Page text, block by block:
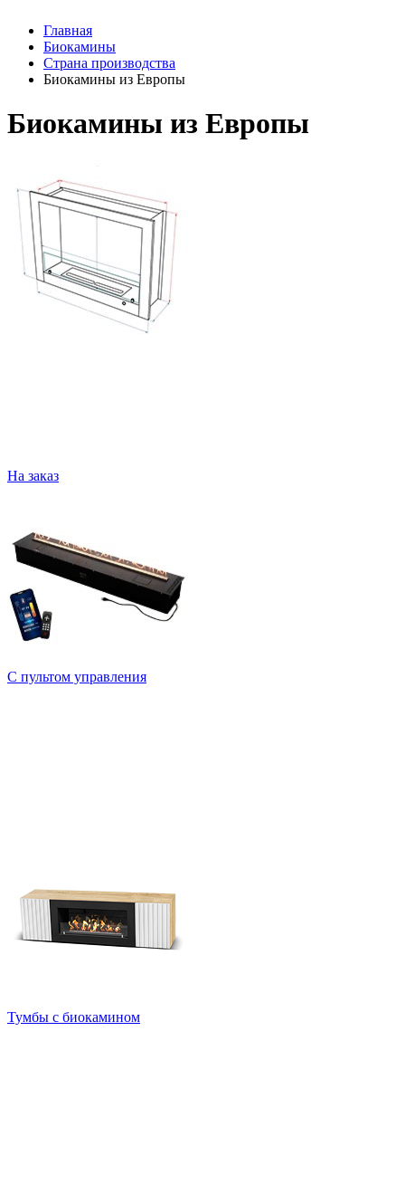
Главная
Биокамины
Страна производства
Биокамины из Европы
Биокамины из Европы
На заказ
С пультом управления
Тумбы с биокамином